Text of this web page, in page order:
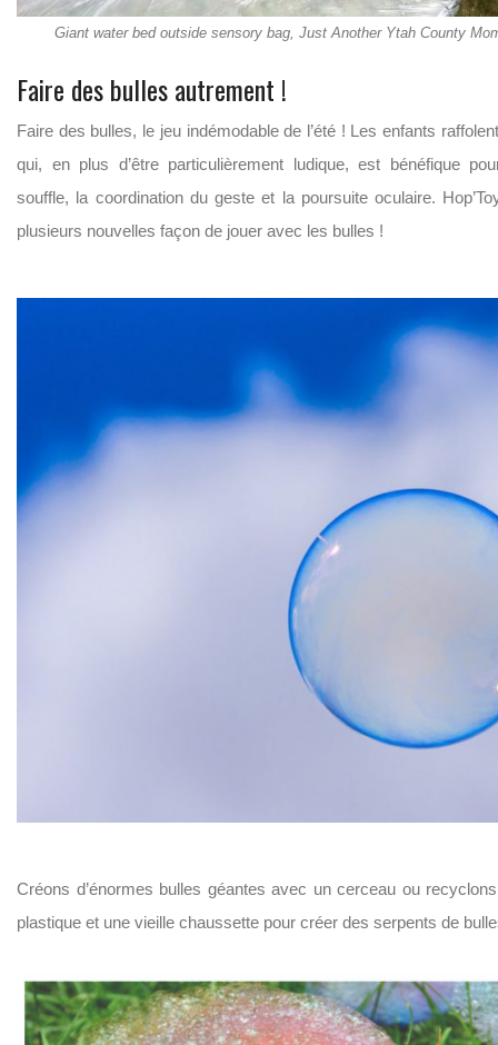
Giant water bed outside sensory bag, Just Another Ytah County
Faire des bulles autrement !
Faire des bulles, le jeu indémodable de l’été ! Les enfants
qui, en plus d’être particulièrement ludique, est bénéfique
souffle, la coordination du geste et la poursuite oculaire.
plusieurs nouvelles façon de jouer avec les bulles !
Créons d’énormes bulles géantes avec un cerceau ou
plastique et une vieille chaussette pour créer des serpents de